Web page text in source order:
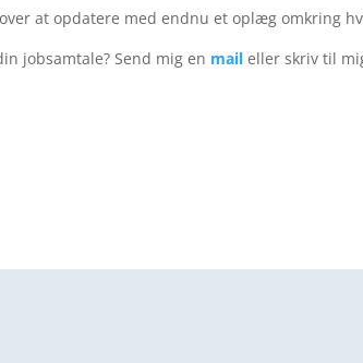
at opdatere med endnu et oplæg omkring
jobsamtale? Send mig en mail eller skriv til